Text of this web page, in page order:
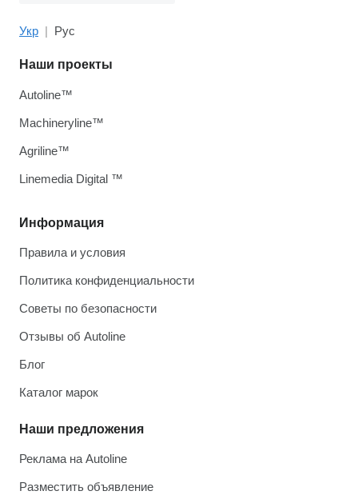
Укр Рус
Информация
Правила и условия
Политика конфиденциальности
Советы по безопасности
Отзывы об Autoline
Блог
Каталог марок
Наши предложения
Реклама на Autoline
Разместить объявление
Наши проекты
Autoline™
Machineryline™
Agriline™
Linemedia Digital ™